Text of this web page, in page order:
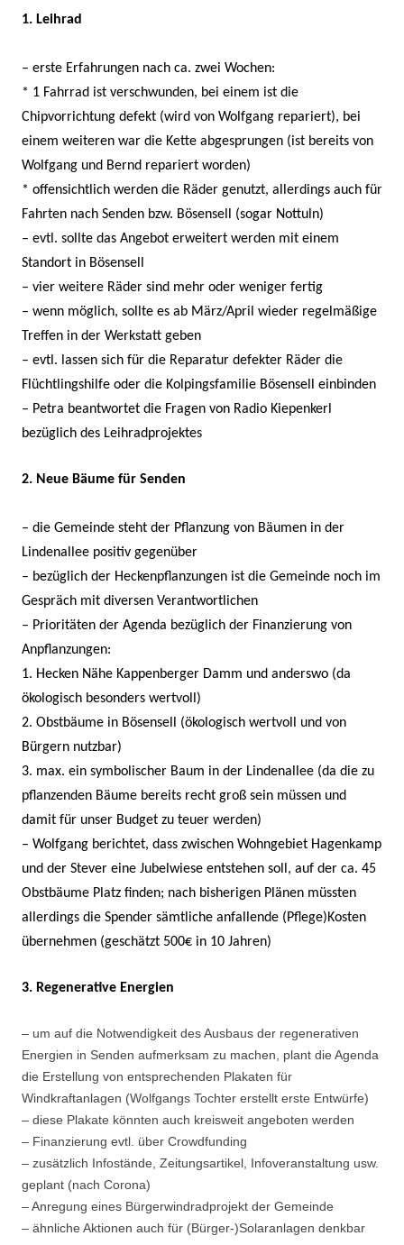
1. Leihrad
– erste Erfahrungen nach ca. zwei Wochen:
* 1 Fahrrad ist verschwunden, bei einem ist die
Chipvorrichtung defekt (wird von Wolfgang repariert), bei
einem weiteren war die Kette abgesprungen (ist bereits von
Wolfgang und Bernd repariert worden)
* offensichtlich werden die Räder genutzt, allerdings auch für
Fahrten nach Senden bzw. Bösensell (sogar Nottuln)
– evtl. sollte das Angebot erweitert werden mit einem
Standort in Bösensell
– vier weitere Räder sind mehr oder weniger fertig
– wenn möglich, sollte es ab März/April wieder regelmäßige
Treffen in der Werkstatt geben
– evtl. lassen sich für die Reparatur defekter Räder die
Flüchtlingshilfe oder die Kolpingsfamilie Bösensell einbinden
– Petra beantwortet die Fragen von Radio Kiepenkerl
bezüglich des Leihradprojektes
2. Neue Bäume für Senden
– die Gemeinde steht der Pflanzung von Bäumen in der
Lindenallee positiv gegenüber
– bezüglich der Heckenpflanzungen ist die Gemeinde noch im
Gespräch mit diversen Verantwortlichen
– Prioritäten der Agenda bezüglich der Finanzierung von
Anpflanzungen:
1. Hecken Nähe Kappenberger Damm und anderswo (da
ökologisch besonders wertvoll)
2. Obstbäume in Bösensell (ökologisch wertvoll und von
Bürgern nutzbar)
3. max. ein symbolischer Baum in der Lindenallee (da die zu
pflanzenden Bäume bereits recht groß sein müssen und
damit für unser Budget zu teuer werden)
– Wolfgang berichtet, dass zwischen Wohngebiet Hagenkamp
und der Stever eine Jubelwiese entstehen soll, auf der ca. 45
Obstbäume Platz finden; nach bisherigen Plänen müssten
allerdings die Spender sämtliche anfallende (Pflege)Kosten
übernehmen (geschätzt 500€ in 10 Jahren)
3. Regenerative Energien
– um auf die Notwendigkeit des Ausbaus der regenerativen
Energien in Senden aufmerksam zu machen, plant die Agenda
die Erstellung von entsprechenden Plakaten für
Windkraftanlagen (Wolfgangs Tochter erstellt erste Entwürfe)
– diese Plakate könnten auch kreisweit angeboten werden
– Finanzierung evtl. über Crowdfunding
– zusätzlich Infostände, Zeitungsartikel, Infoveranstaltung usw.
geplant (nach Corona)
– Anregung eines Bürgerwindradprojekt der Gemeinde
– ähnliche Aktionen auch für (Bürger-)Solaranlagen denkbar